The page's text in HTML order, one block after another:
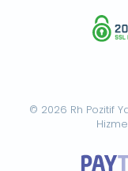
© 2026 Rh Pozitif